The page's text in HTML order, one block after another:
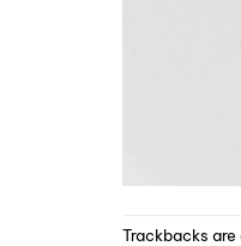
Trackbacks